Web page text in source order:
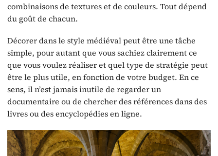
combinaisons de textures et de couleurs. Tout dépend
du goût de chacun.
Décorer dans le style médiéval peut être une tâche
simple, pour autant que vous sachiez clairement ce
que vous voulez réaliser et quel type de stratégie peut
être le plus utile, en fonction de votre budget. En ce
sens, il n’est jamais inutile de regarder un
documentaire ou de chercher des références dans des
livres ou des encyclopédies en ligne.